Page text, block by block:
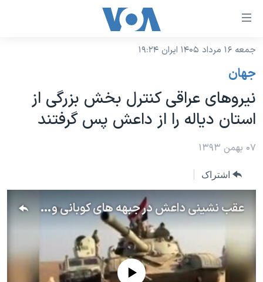
لینکهای
دسترسی
جهش
محتوای
اصلی
به
اصلی
جهش
نسخه سبک وب‌سایت
موضوع ها
ایران
آمریکا
جهان
ورزشی
گزیده‌ها
ویدیوها
فرهنگ و زندگی
برنامه های تلویزیونی
جدول برنامه ها
صفحه‌های ویژه
جام جهانی ۲۰۲۶
عملیات خشم حماسی
بایگانی برنامه‌های تلویزیونی
مستندها
فرکانس‌های صدای آمریکا
پخش رادیویی
یادگیری زبان انگلیسی
دنبال کنید
جمعه ۱۶ مرداد ۱۴۰۵ ایران ۱۹:۲۴
جهان
نیروهای عراقی کنترل بخش بزرگی از
استان دیاله را از داعش پس گرفتند
۰۷ بهمن ۱۳۹۳
اشتراک
عقب نشینی داعش در جبهه های کوبانی و مقدادیه
No media source currently available